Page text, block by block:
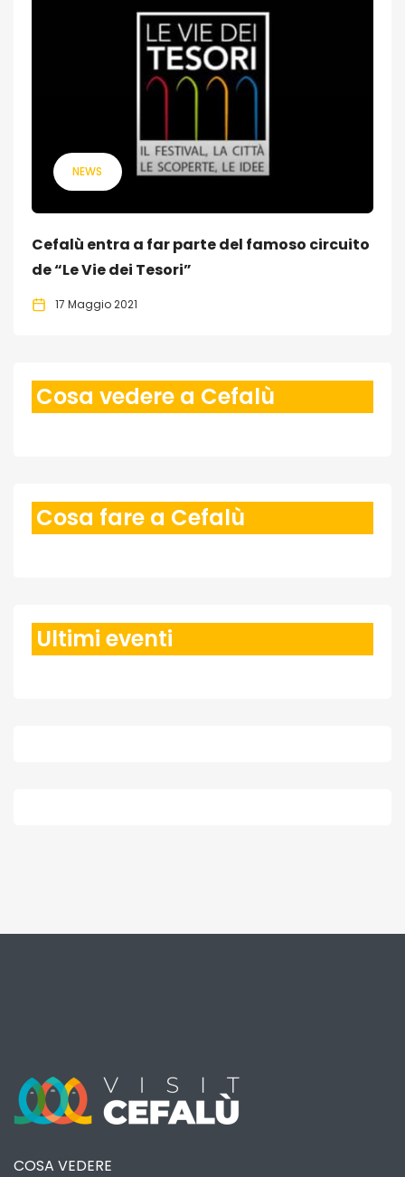
NEWS
Cefalù entra a far parte del famoso circuito
de “Le Vie dei Tesori”
17 Maggio 2021
Cosa vedere a Cefalù
Cosa fare a Cefalù
Ultimi eventi
COSA VEDERE